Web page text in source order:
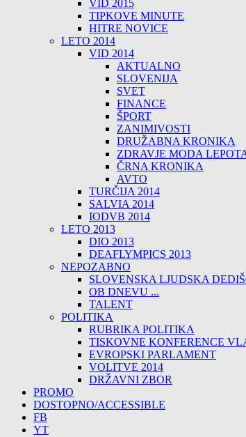
VID 2015
TIPKOVE MINUTE
HITRE NOVICE
LETO 2014
VID 2014
AKTUALNO
SLOVENIJA
SVET
FINANCE
ŠPORT
ZANIMIVOSTI
DRUŽABNA KRONIKA
ZDRAVJE MODA
ČRNA KRONIKA
AVTO
TURČIJA 2014
SALVIA 2014
IODVB 2014
LETO 2013
DIO 2013
DEAFLYMPICS 2013
NEPOZABNO
SLOVENSKA LJUDSKA
OB DNEVU ...
TALENT
POLITIKA
RUBRIKA POLITIKA
TISKOVNE KONFERENCE
EVROPSKI PARLAMENT
VOLITVE 2014
DRŽAVNI ZBOR
PROMO
DOSTOPNO/ACCESSIBLE
FB
YT